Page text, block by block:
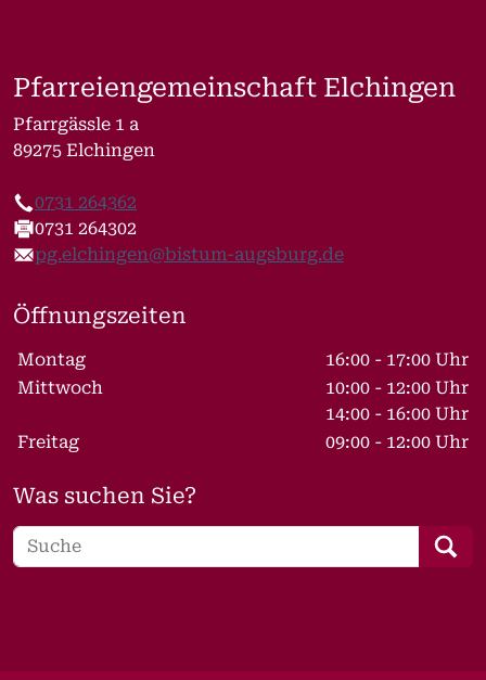
Pfarreiengemeinschaft Elchingen
Pfarrgässle 1 a
89275 Elchingen
Telefon
0731 264362
Fax
0731 264302
E-Mail
pg.elchingen@bistum-augsburg.de
Öffnungszeiten
Wochentage / Monate
Öffnungszeiten / Hinweise
Montag
16:00 - 17:00 Uhr
Mittwoch
10:00 - 12:00 Uhr
14:00 - 16:00 Uhr
Freitag
09:00 - 12:00 Uhr
Was suchen Sie?